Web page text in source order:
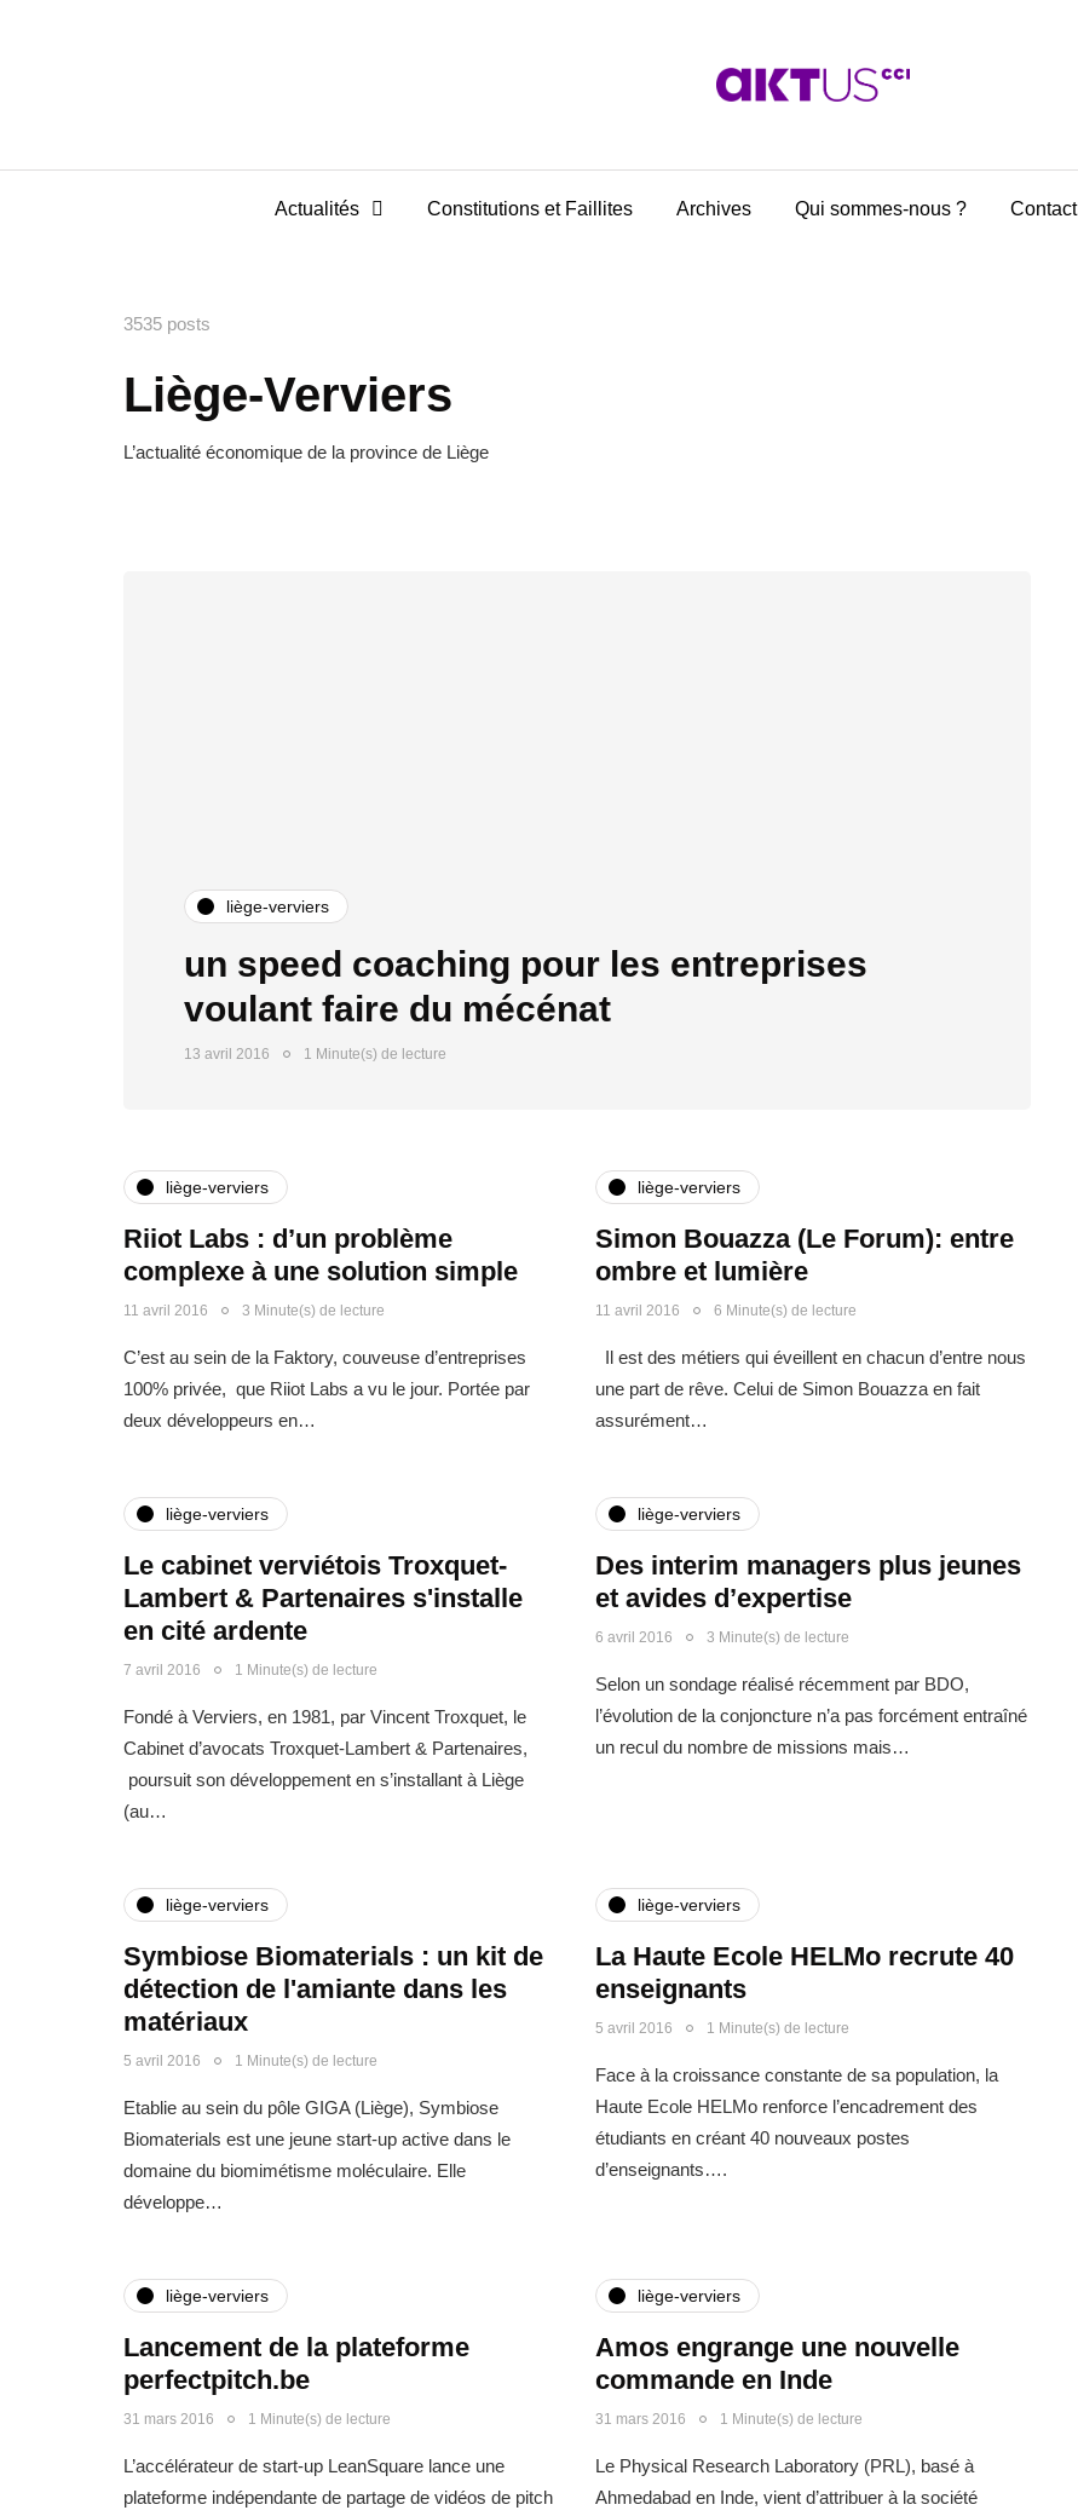
Actualités Constitutions et Faillites Archives Qui sommes-nous ? Contact
3535 posts
Liège-Verviers
L’actualité économique de la province de Liège
liège-verviers
un speed coaching pour les entreprises
voulant faire du mécénat
13 avril 2016 1 Minute(s) de lecture
liège-verviers
Riiot Labs : d’un problème
complexe à une solution simple
11 avril 2016 3 Minute(s) de lecture
C’est au sein de la Faktory, couveuse d’entreprises
100% privée, que Riiot Labs a vu le jour. Portée par
deux développeurs en…
liège-verviers
Simon Bouazza (Le Forum): entre
ombre et lumière
11 avril 2016 6 Minute(s) de lecture
Il est des métiers qui éveillent en chacun d’entre nous
une part de rêve. Celui de Simon Bouazza en fait
assurément…
liège-verviers
Le cabinet verviétois Troxquet-
Lambert & Partenaires s'installe
en cité ardente
7 avril 2016 1 Minute(s) de lecture
Fondé à Verviers, en 1981, par Vincent Troxquet, le
Cabinet d’avocats Troxquet-Lambert & Partenaires,
poursuit son développement en s’installant à Liège
(au…
liège-verviers
Des interim managers plus jeunes
et avides d’expertise
6 avril 2016 3 Minute(s) de lecture
Selon un sondage réalisé récemment par BDO,
l’évolution de la conjoncture n’a pas forcément entraîné
un recul du nombre de missions mais…
liège-verviers
Symbiose Biomaterials : un kit de
détection de l'amiante dans les
matériaux
5 avril 2016 1 Minute(s) de lecture
Etablie au sein du pôle GIGA (Liège), Symbiose
Biomaterials est une jeune start-up active dans le
domaine du biomimétisme moléculaire. Elle
développe…
liège-verviers
La Haute Ecole HELMo recrute 40
enseignants
5 avril 2016 1 Minute(s) de lecture
Face à la croissance constante de sa population, la
Haute Ecole HELMo renforce l’encadrement des
étudiants en créant 40 nouveaux postes
d’enseignants….
liège-verviers
Lancement de la plateforme
perfectpitch.be
31 mars 2016 1 Minute(s) de lecture
L’accélérateur de start-up LeanSquare lance une
plateforme indépendante de partage de vidéos de pitch
liège-verviers
Amos engrange une nouvelle
commande en Inde
31 mars 2016 1 Minute(s) de lecture
Le Physical Research Laboratory (PRL), basé à
Ahmedabad en Inde, vient d’attribuer à la société